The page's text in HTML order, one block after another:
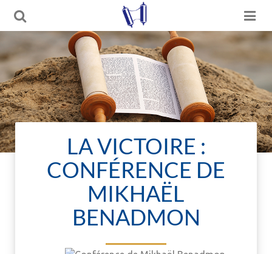
LA VICTOIRE :
CONFÉRENCE DE
MIKHAËL
BENADMON